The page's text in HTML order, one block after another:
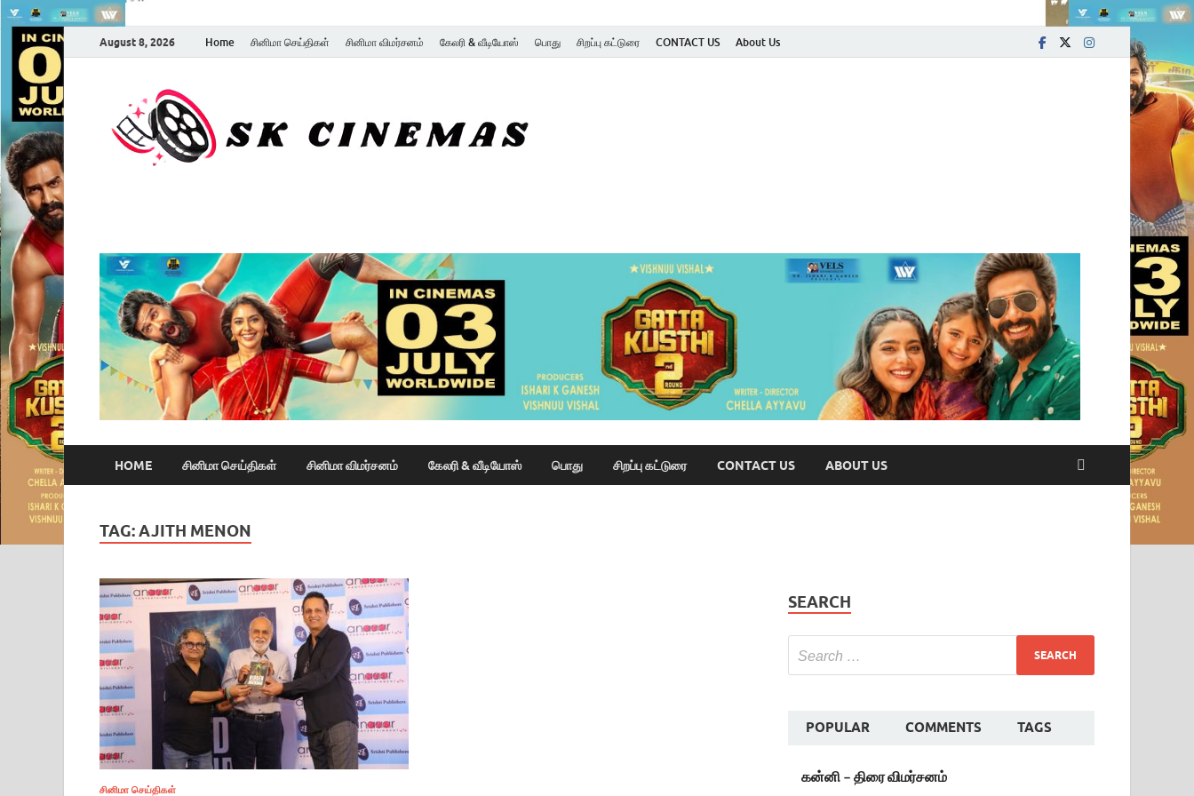
August 8, 2026 Home சினிமா செய்திகள் சினிமா விமர்சனம் கேலரி & வீடியோஸ் பொது சிறப்பு கட்டுரை CONTACT US About Us
HOME சினிமா செய்திகள் சினிமா விமர்சனம் கேலரி & வீடியோஸ் பொது சிறப்பு கட்டுரை CONTACT US ABOUT US
TAG:AJITH MENON
சினிமா செய்திகள்
SEARCH
POPULAR COMMENTS TAGS
கன்னி – திரை விமர்சனம்